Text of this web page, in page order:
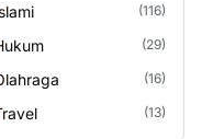
(116)
(29)
(16)
(13)